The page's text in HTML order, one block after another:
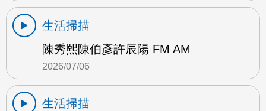
生活掃描
陳秀熙陳伯彥許辰陽 FM AM
2026/07/06
生活掃描